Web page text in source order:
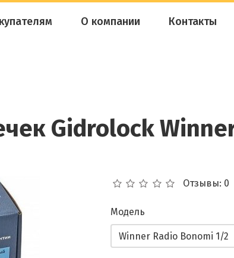
О компании Контакты
Gidrolock
Отзывы: 0
Модель